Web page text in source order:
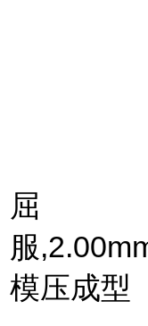
屈
服
模压成型